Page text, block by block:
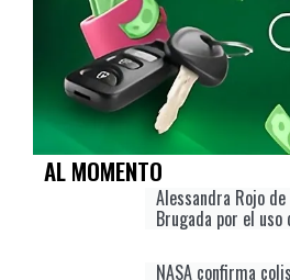
AL MOMENTO
Alessandra Rojo
Brugada por el
NASA confirma